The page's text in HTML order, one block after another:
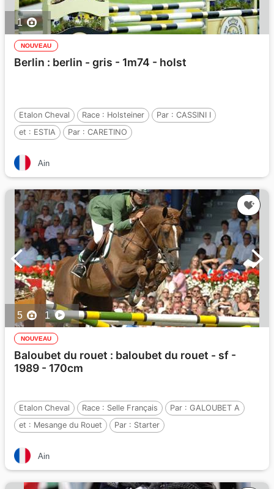
1
NOUVEAU
Berlin : berlin - gris - 1m74 - holst
Etalon Cheval Race : Holsteiner Par : CASSINI I
et : ESTIA Par : CARETINO
Ain
5 1
NOUVEAU
Baloubet du rouet : baloubet du rouet - sf -
1989 - 170cm
Etalon Cheval Race : Selle Français Par : GALOUBET A
et : Mesange du Rouet Par : Starter
Ain